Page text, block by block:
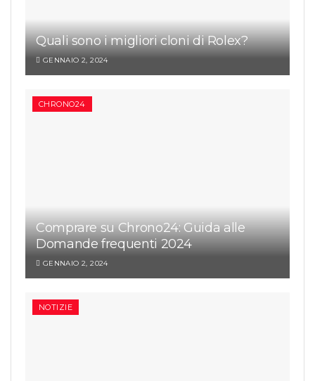
Quali sono i migliori cloni di Rolex?
GENNAIO 2, 2024
CHRONO24
Comprare su Chrono24: Guida alle
Domande frequenti 2024
GENNAIO 2, 2024
NOTIZIE